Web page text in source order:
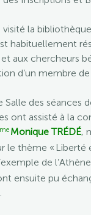
la
habituellement
aux chercheurs
d’un membre de
Salle des séances
ont assisté à la
me Monique TRÉDÉ,
le thème « Liberté
de
ensuite pu